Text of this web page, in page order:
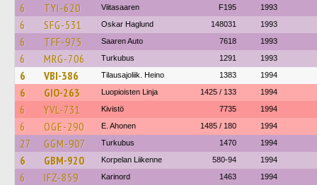
6 TYI-620 Viitasaaren F195 1993
6 SFG-531 Oskar Haglund 148031 1993
6 TFF-975 Saaren Auto 7618 1993
6 MRG-706 Turkubus 1291 1993
6 VBI-386 Tilausajoliik. Heino 1383 1994
6 GIO-263 Luopioisten Linja 1425 / 133 1994
6 YVL-731 Kivistö 7735 1994
6 OGE-290 E. Ahonen 1485 / 180 1994
27 GGM-907 Turkubus 1470 1994
6 GBM-920 Korpelan Liikenne 580-94 1994
6 IFZ-859 Karinord 1463 1994